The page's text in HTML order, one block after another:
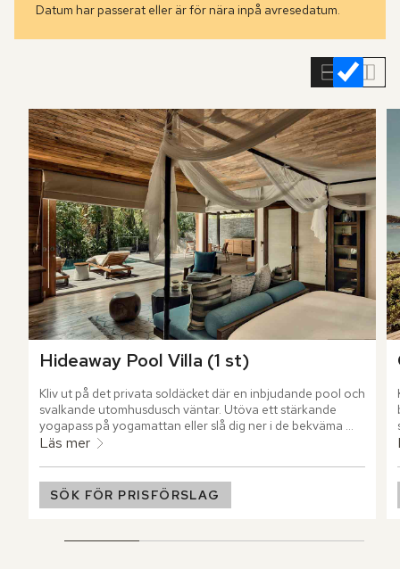
Datum har passerat eller är för nära inpå avresedatum.
Hoppa
Hideaway Pool Villa (1 st)
Kliv ut på det privata soldäcket där en inbjudande pool och
svalkande utomhusdusch väntar. Utöva ett stärkande
yogapass på yogamattan eller slå dig ner i de bekväma
solstolarna där du njuter av en avkopplande stund under
Läs mer
SÖK FÖR PRISFÖRSLAG